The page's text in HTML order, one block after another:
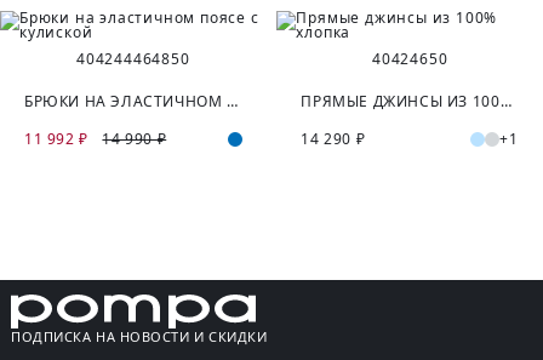
404244464850
БРЮКИ НА ЭЛАСТИЧНОМ ПОЯСЕ С КУЛИСКОЙ
11 992 ₽
14 990 ₽
40424650
ПРЯМЫЕ ДЖИНСЫ ИЗ 100% ХЛОПКА
14 290 ₽
+1
ПОДПИСКА НА НОВОСТИ И СКИДКИ